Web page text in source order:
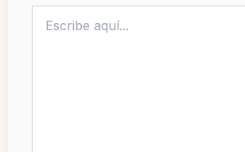
aquí...